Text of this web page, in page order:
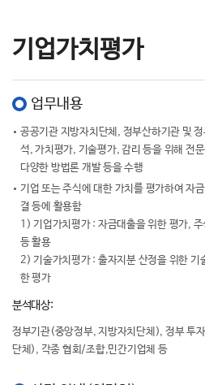
기업가치평가
업무내용
공공기관 지방자치단체, 정부산하기관 및
석, 가치평가, 기술평가, 감리 등을 위해 전
다양한 방법론 개발 등을 수행
기업 또는 주식에 대한 가치를 평가하여 자
결 등에 활용함
1) 기업가치평가 : 자금대출을 위한 평가,
등 활용
2) 기술가치평가 : 출자지분 산정을 위한 기
한 평가
분석대상:
정부기관(중앙정부, 지방자치단체), 정부 투
단체), 각종 협회/조합,민간기업체 등